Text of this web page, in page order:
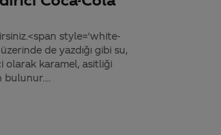
style='white-
de yazdığı gibi su,
olarak karamel, asitliği